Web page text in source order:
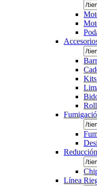
Línea